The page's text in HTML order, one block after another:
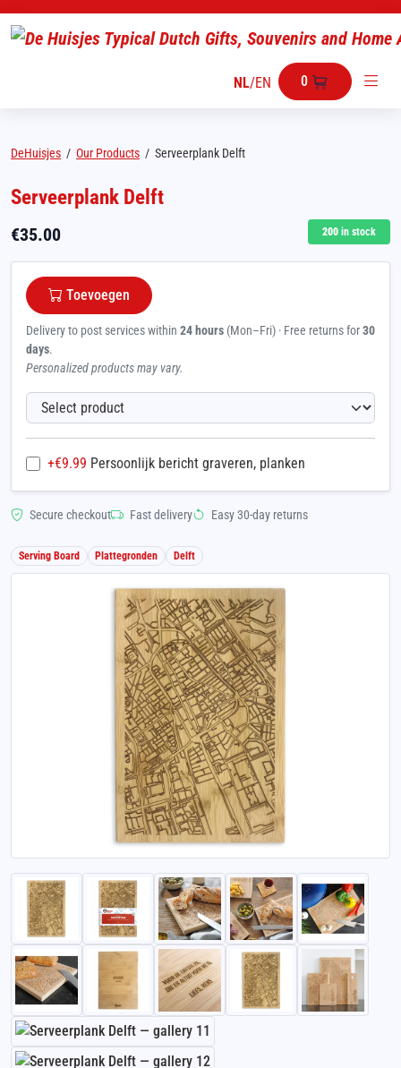
NL/EN 0
DeHuisjes / Our Products / Serveerplank Delft
Serveerplank Delft
€35.00 200 in stock
Toevoegen
Delivery to post services within 24 hours (Mon–Fri) · Free returns for30
days.
Personalized products may vary.
+€9.99 Persoonlijk bericht graveren, planken
Secure checkout Fast delivery Easy 30-day returns
Serving Board Plattegronden Delft